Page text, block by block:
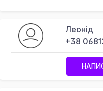
Леонід
+38